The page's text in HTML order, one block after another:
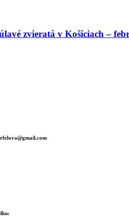
zvieratá v Košiciach –